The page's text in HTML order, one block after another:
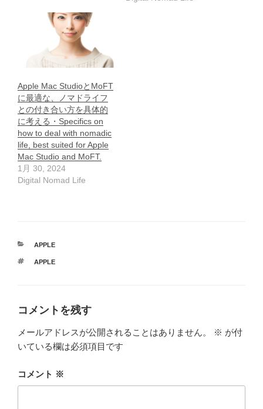
Apple Mac StudioとMoFT
に最適な、ノマドライフ
との付き合い方を具体的
に考える・Specifics on
how to deal with nomadic
life, best suited for Apple
Mac Studio and MoFT.
1月 30, 2024
Digital Nomad Life
カ
ゴ
APPLE
タ
APPLE
コメントを残す
メールアドレスが公開されることはありません。 ※ が付
いている欄は必須項目です
コメント ※